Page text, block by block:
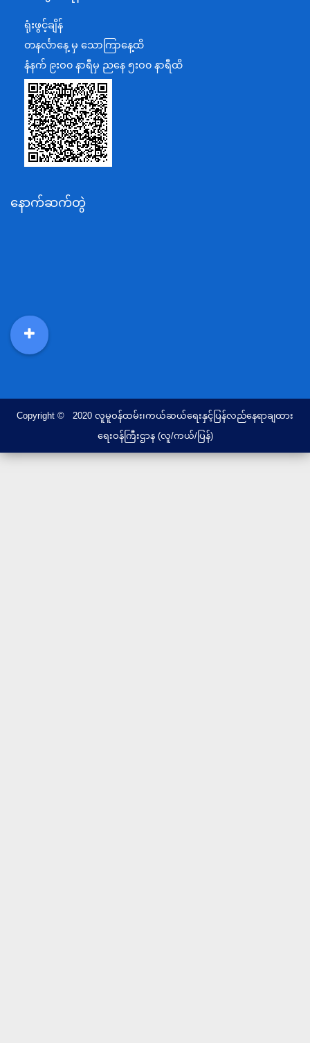
အပြည်ပြည်ဆိုင်ရာပူးပေါင်းဆောင်ရွက်ရေးဝန်ကြီးဌာန
ပြန်ကြားရေးဝန်ကြီးဌာန
သာသနာရေးနှင့် ယဉ်ကျေးမှုဝန်ကြီးဌာန
စိုက်ပျိုးရေး၊မွေးမြူရေးနှင့်ဆည်မြောင်းဝန်ကြီးဌာန
ပို့ဆောင်ရေးနှင့်ဆက်သွယ်ရေးဝန်ကြီးဌာန
သယံဇာတနှင့်ပတ်ဝန်းကျင်ထိန်းသိမ်းရေးဝန်ကြီးဌာန
အလုပ်သမား၊လူဝင်မှုကြီးကြပ်ရေးနှင့်ပြည်သူ့အင်အား
ဆောက်လုပ်ရေးဝန်ကြီးဌာန
လူမူဝန်ထမ်း၊ကယ်ဆယ်ရေးနှင့်ပြန်လည်နေရာချထားရေး
တိုင်းရင်းသားလူမျိုးရေးရာဝန်ကြီးဌာန
ပြည်ထောင်စုရာထူးဝန်အဖွဲ့ရုံး
ပြည်ထောင်စုစာရင်းစစ်ချုပ်ရုံး
ရုံးဖွင့်ချိန်
တနင်္လာနေ့ မှ သောကြာနေ့ထိ
နံနက် ၉းဝ၀ နာရီမှ ညနေ ၅းဝ၀ နာရီထိ
နောက်ဆက်တွဲ
Copyright © 2020 လူမူဝန်ထမ်း၊ကယ်ဆယ်ရေးနှင့်ပြန်လည်နေရာချထား
ရေးဝန်ကြီးဌာန (လူ/ကယ်/ပြန်)